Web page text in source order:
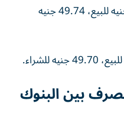
البنك المصري الخليجي: 49.84 جنيه للبيع، 49.74 جنيه
بين البنوك